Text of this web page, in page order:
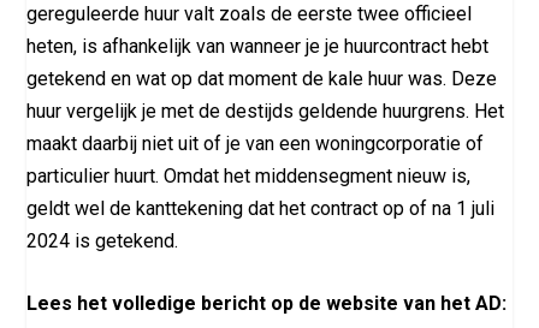
gereguleerde huur valt zoals de eerste twee officieel
heten, is afhankelijk van wanneer je je huurcontract hebt
getekend en wat op dat moment de kale huur was. Deze
huur vergelijk je met de destijds geldende huurgrens. Het
maakt daarbij niet uit of je van een woningcorporatie of
particulier huurt. Omdat het middensegment nieuw is,
geldt wel de kanttekening dat het contract op of na 1 juli
2024 is getekend.
Lees het volledige bericht op de website van het AD: